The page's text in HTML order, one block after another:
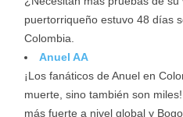
puertorriqueño estuvo 48 días
Colombia.
Anuel AA
¡Los fanáticos de Anuel en
muerte, sino también son
más fuerte a nivel global y